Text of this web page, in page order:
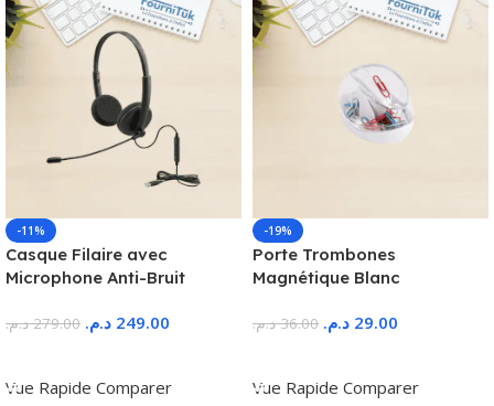
-11%
Casque Filaire avec
Microphone Anti-Bruit
279.00 د.م. 249.00 د.م.
Vue Rapide Comparer
-19%
Porte Trombones
Magnétique Blanc
36.00 د.م. 29.00 د.م.
Vue Rapide Comparer